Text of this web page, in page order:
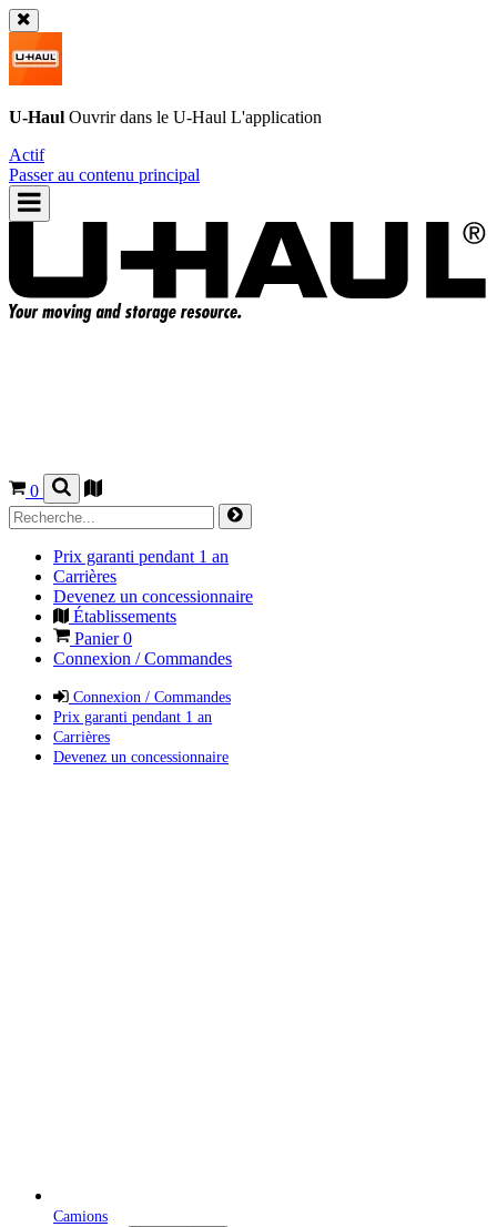
U-Haul Ouvrir dans le U-Haul L'application
Actif
Passer au contenu principal
0
Prix garanti pendant 1 an
Carrières
Devenez un concessionnaire
Établissements
Panier0
Connexion / Commandes
Connexion / Commandes
Prix garanti pendant 1 an
Carrières
Devenez un concessionnaire
Camions